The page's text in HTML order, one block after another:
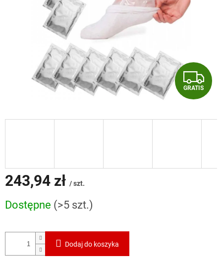
G
R
A
GRATIS
243,94 zł / szt.
jednostkowa:
Dostępne (>5 szt.)
Dodaj do koszyka